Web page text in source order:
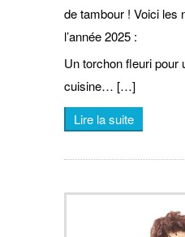
de tambour ! Voici les
l’année 2025 :
Un torchon fleuri pour
cuisine… […]
Lire la suite